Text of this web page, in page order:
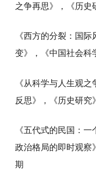
之争再思》，《历史
《西方的分裂：国
变》，《中国社会
《从科学与人生观
反思》，《历史研
《五代式的民国：
政治格局的即时观
期